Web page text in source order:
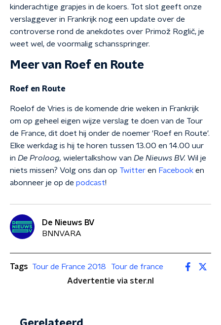
kinderachtige grapjes in de koers. Tot slot geeft onze
verslaggever in Frankrijk nog een update over de
controverse rond de anekdotes over Primož Roglič, je
weet wel, de voormalig schansspringer.
Meer van Roef en Route
Roef en Route
Roelof de Vries is de komende drie weken in Frankrijk
om op geheel eigen wijze verslag te doen van de Tour
de France, dit doet hij onder de noemer 'Roef en Route'.
Elke werkdag is hij te horen tussen 13.00 en 14.00 uur
in De Proloog, wielertalkshow van De Nieuws BV. Wil je
niets missen? Volg ons dan op Twitter en Facebook en
abonneer je op de podcast!
De Nieuws BV
BNNVARA
Tags Tour de France 2018
Tour de france
Advertentie via ster.nl